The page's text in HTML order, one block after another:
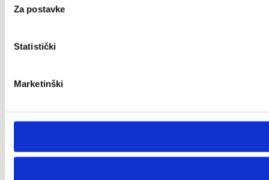
Za postavke
Statistički
Marketinški